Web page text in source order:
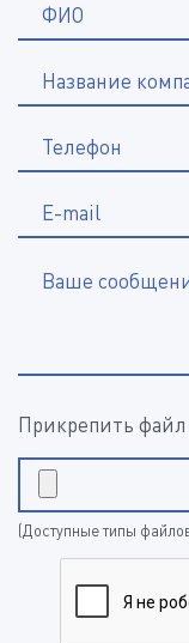
ФИО
Название
Телефон
E-mail
Ваше
Прикрепить файл
(Доступные типы